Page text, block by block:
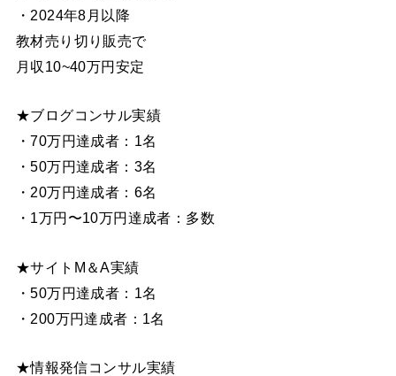
・2024年8月以降
教材売り切り販売で
月収10~40万円安定
★ブログコンサル実績
・70万円達成者：1名
・50万円達成者：3名
・20万円達成者：6名
・1万円〜10万円達成者：多数
★サイトM＆A実績
・50万円達成者：1名
・200万円達成者：1名
★情報発信コンサル実績